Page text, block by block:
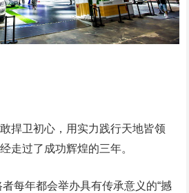
捍卫初心，用实力践行天地皆领
走过了成功辉煌的三年。
每年都会举办具有传承意义的“撼